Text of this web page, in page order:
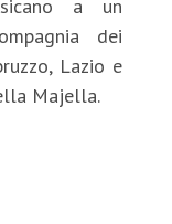
a un
dei
Lazio e
Majella.